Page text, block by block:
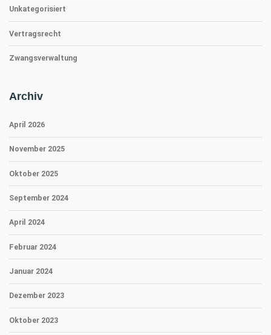
Unkategorisiert
Vertragsrecht
Zwangsverwaltung
Archiv
April 2026
November 2025
Oktober 2025
September 2024
April 2024
Februar 2024
Januar 2024
Dezember 2023
Oktober 2023